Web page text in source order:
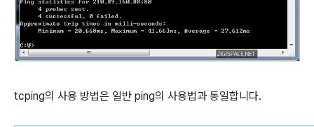
tcping의 사용 방법은 일반 ping의 사용법과 동일합니다.